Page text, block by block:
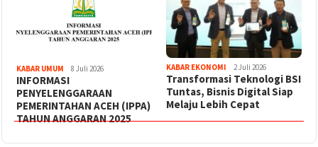
KABAR UMUM 8 Juli 2026
INFORMASI
PENYELENGGARAAN
PEMERINTAHAN ACEH (IPPA)
TAHUN ANGGARAN 2025
KABAR EKONOMI 2 Juli 2026
Transformasi Teknologi BSI
Tuntas, Bisnis Digital Siap
Melaju Lebih Cepat